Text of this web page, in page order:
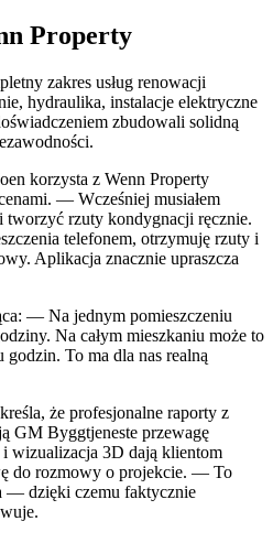
Property
zakres usług renowacji
hydraulika, instalacje elektryczne
zbudowali solidną
korzysta z Wenn Property
— Wcześniej musiałem
tworzyć rzuty kondygnacji ręcznie.
telefonem, otrzymuję rzuty i
Aplikacja znacznie upraszcza
— Na jednym pomieszczeniu
Na całym mieszkaniu może to
godzin. To ma dla nas realną
że profesjonalne raporty z
GM Byggtjeneste przewagę
wizualizacja 3D dają klientom
do rozmowy o projekcie. — To
— dzięki czemu faktycznie